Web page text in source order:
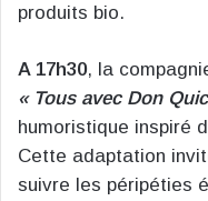
produits bio.
A 17h30, la
« Tous avec Don
humoristique inspiré
Cette adaptation
suivre les péripéties